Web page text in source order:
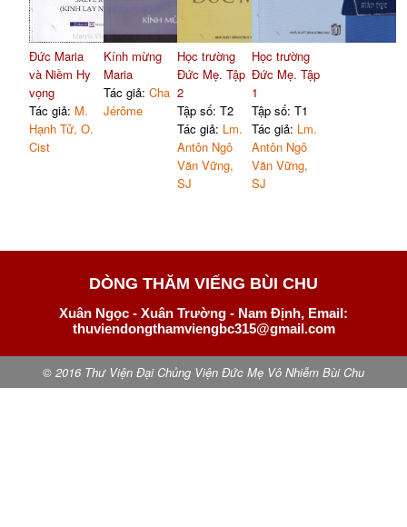
Đức Maria
và Niềm Hy
vọng
Tác giả: M.
Hạnh Tử, O.
Cist
Kính mừng
Maria
Tác giả: Cha
Jérôme
Học trường
Đức Mẹ. Tập
2
Tập số: T2
Tác giả: Lm.
Antôn Ngô
Văn Vững,
SJ
Học trường
Đức Mẹ. Tập
1
Tập số: T1
Tác giả: Lm.
Antôn Ngô
Văn Vững,
SJ
DÒNG THĂM VIẾNG BÙI CHU
Xuân Ngọc - Xuân Trường - Nam Định, Email:
thuviendongthamviengbc315@gmail.com
© 2016 Thư Viện Đại Chủng Viện Đức Mẹ Vô Nhiễm Bùi Chu